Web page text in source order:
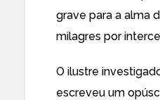
grave para a alma
milagres por
O ilustre
escreveu um